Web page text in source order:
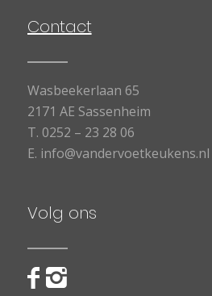
Contact
Wasbeekerlaan 65
2171 AE Sassenheim
T. 0252 – 23 28 06
E. info@vandervoetkeukens.nl
Volg ons